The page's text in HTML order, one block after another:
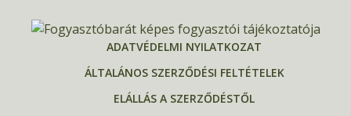
ADATVÉDELMI NYILATKOZAT
ÁLTALÁNOS SZERZŐDÉSI FELTÉTELEK
ELÁLLÁS A SZERZŐDÉSTŐL